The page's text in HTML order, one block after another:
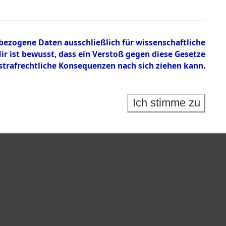
Daten ausschließlich für wissenschaftliche
bewusst, dass ein Verstoß gegen diese Gesetze
Konsequenzen nach sich ziehen kann.
Ich stimme zu